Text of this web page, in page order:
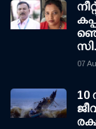
07
10